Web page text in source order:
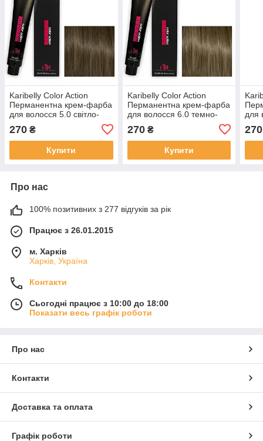
Karibelly Color Action
Перманентна крем-фарба
для волосся 5.0 свiтло-
270 ₴
Купити
Karibelly Color Action
Перманентна крем-фарба
для волосся 6.0 темно-
270₴
Купити
для
270
Про нас
100% позитивних з 277 відгуків за рік
Працює з 26.01.2015
м. Харків
Харків, Україна
Контакти
Сьогодні працює з 10:00 до 18:00
Показати весь графік роботи
Про нас
Контакти
Доставка та оплата
Графік роботи